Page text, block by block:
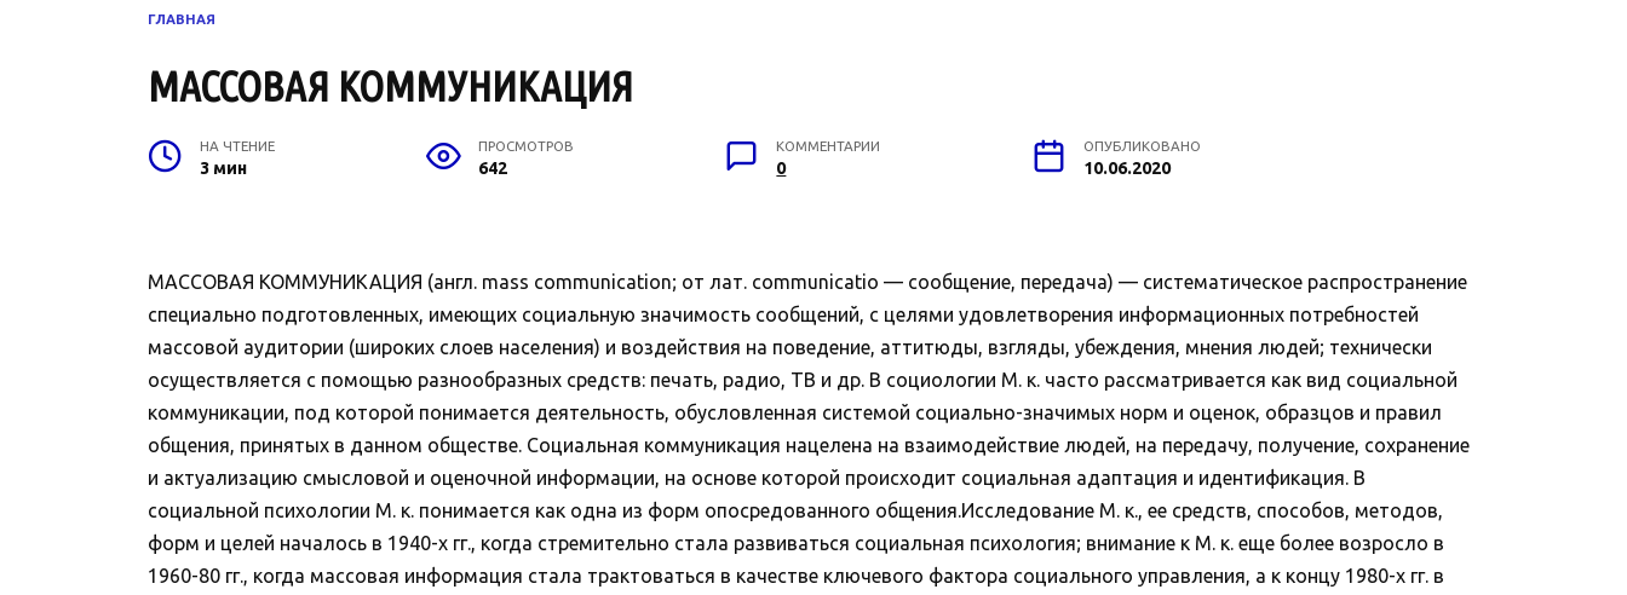
ГЛАВНАЯ
МАССОВАЯ КОММУНИКАЦИЯ
НА ЧТЕНИЕ
3 мин
ПРОСМОТРОВ
642
КОММЕНТАРИИ
0
ОПУБЛИКОВАНО
10.06.2020
МАССОВАЯ КОММУНИКАЦИЯ (англ. mass communication; от лат. communicatio — сообщение, передача) — систематическое распространение
специально подготовленных, имеющих социальную значимость сообщений, с целями удовлетворения информационных потребностей
массовой аудитории (широких слоев населения) и воздействия на поведение, аттитюды, взгляды, убеждения, мнения людей; технически
осуществляется с помощью разнообразных средств: печать, радио, ТВ и др. В социологии М. к. часто рассматривается как вид социальной
коммуникации, под которой понимается деятельность, обусловленная системой социально-значимых норм и оценок, образцов и правил
общения, принятых в данном обществе. Социальная коммуникация нацелена на взаимодействие людей, на передачу, получение, сохранение
и актуализацию смысловой и оценочной информации, на основе которой происходит социальная адаптация и идентификация. В
социальной психологии М. к. понимается как одна из форм опосредованного общения.Исследование М. к., ее средств, способов, методов,
форм и целей началось в 1940-х гг., когда стремительно стала развиваться социальная психология; внимание к М. к. еще более возросло в
1960-80 гг., когда массовая информация стала трактоваться в качестве ключевого фактора социального управления, а к концу 1980-х гг. в